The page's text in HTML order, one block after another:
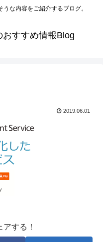
な内容をご紹介するブログ。
すすめ情報Blog
2019.06.01
する！